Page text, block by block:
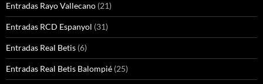
Entradas Rayo Vallecano (21)
Entradas RCD Espanyol (31)
Entradas Real Betis (6)
Entradas Real Betis Balompié (25)